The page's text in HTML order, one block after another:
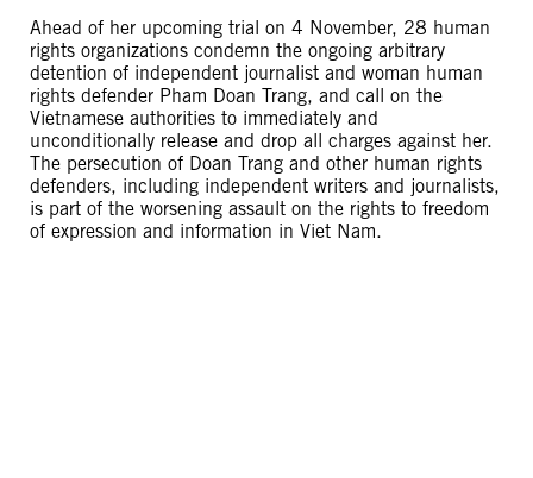
Ahead of her upcoming trial on 4 November, 28 human
rights organizations condemn the ongoing arbitrary
detention of independent journalist and woman human
rights defender Pham Doan Trang, and call on the
Vietnamese authorities to immediately and
unconditionally release and drop all charges against her.
The persecution of Doan Trang and other human rights
defenders, including independent writers and journalists,
is part of the worsening assault on the rights to freedom
of expression and information in Viet Nam.